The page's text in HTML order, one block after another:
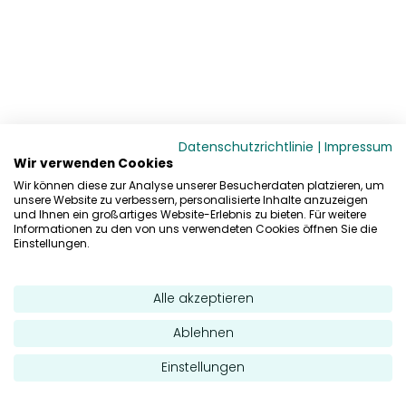
Datenschutzrichtlinie | Impressum
Wir verwenden Cookies
Wir können diese zur Analyse unserer Besucherdaten platzieren, um
unsere Website zu verbessern, personalisierte Inhalte anzuzeigen
und Ihnen ein großartiges Website-Erlebnis zu bieten. Für weitere
Informationen zu den von uns verwendeten Cookies öffnen Sie die
Einstellungen.
Alle akzeptieren
Ablehnen
Einstellungen